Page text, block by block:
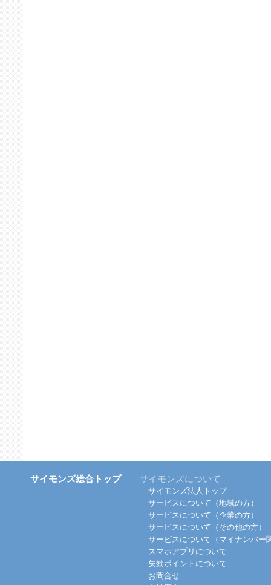
サイモンズ総合トップ サイモンズについて
サイモンズ法人トップ
サービスについて（地域の方）
サービスについて（企業の方）
サービスについて（その他の方）
サービスについて（マイナンバー
スマホアプリについて
失効ポイントについて
お問合せ